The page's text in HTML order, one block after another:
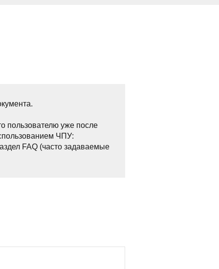
пользователю уже после
ЧПУ:
FAQ (часто задаваемые